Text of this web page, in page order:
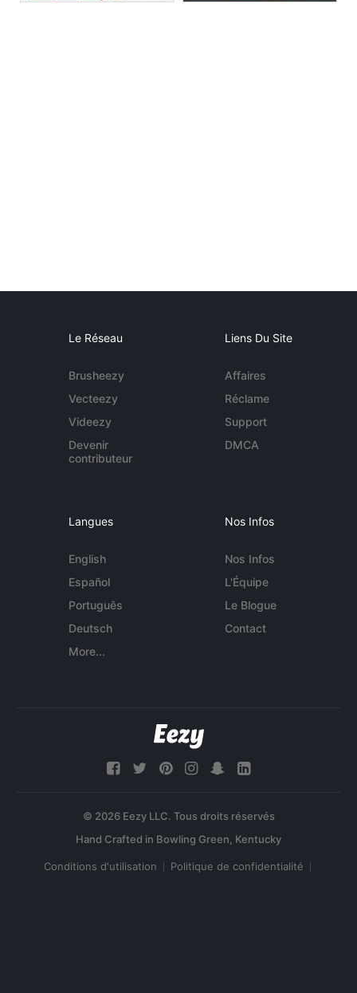
Le Réseau
Brusheezy
Vecteezy
Videezy
Devenir
contributeur
Liens Du Site
Affaires
Réclame
Support
DMCA
Langues
English
Español
Português
Deutsch
More...
Nos Infos
Nos Infos
L'Équipe
Le Blogue
Contact
© 2026 Eezy LLC. Tous droits réservés
Conditions d'utilisation Politique de confidentialité